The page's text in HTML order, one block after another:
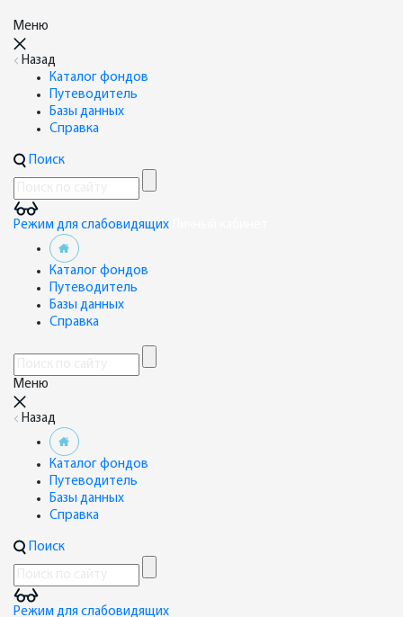
Меню
Назад
Каталог фондов
Путеводитель
Базы данных
Справка
Поиск
Режим для слабовидящих
Каталог фондов
Путеводитель
Базы данных
Справка
Меню
Назад
Каталог фондов
Путеводитель
Базы данных
Справка
Поиск
Режим для слабовидящих